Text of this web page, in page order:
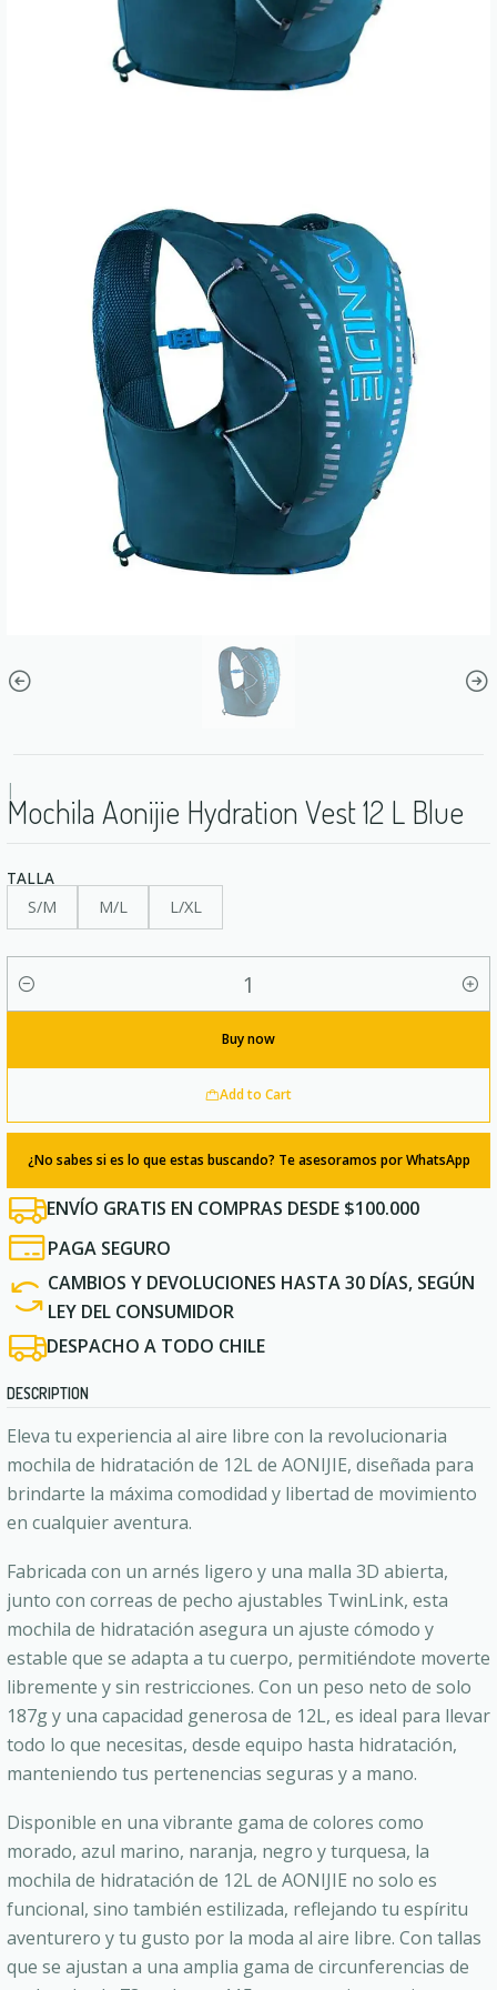
|
Mochila Aonijie Hydration Vest 12 L Blue
TALLA
S/M
M/L L/XL
Quantity
Add to Cart
Buy now
¿No sabes si es lo que estas buscando? Te asesoramos por WhatsApp
ENVÍO GRATIS EN COMPRAS DESDE $100.000
PAGA SEGURO
CAMBIOS Y DEVOLUCIONES HASTA 30 DÍAS, SEGÚN
LEY DEL CONSUMIDOR
DESPACHO A TODO CHILE
DESCRIPTION
Eleva tu experiencia al aire libre con la revolucionaria
mochila de hidratación de 12L de AONIJIE, diseñada para
brindarte la máxima comodidad y libertad de movimiento
en cualquier aventura.
Fabricada con un arnés ligero y una malla 3D abierta,
junto con correas de pecho ajustables TwinLink, esta
mochila de hidratación asegura un ajuste cómodo y
estable que se adapta a tu cuerpo, permitiéndote moverte
libremente y sin restricciones. Con un peso neto de solo
187g y una capacidad generosa de 12L, es ideal para llevar
todo lo que necesitas, desde equipo hasta hidratación,
manteniendo tus pertenencias seguras y a mano.
Disponible en una vibrante gama de colores como
morado, azul marino, naranja, negro y turquesa, la
mochila de hidratación de 12L de AONIJIE no solo es
funcional, sino también estilizada, reflejando tu espíritu
aventurero y tu gusto por la moda al aire libre. Con tallas
que se ajustan a una amplia gama de circunferencias de